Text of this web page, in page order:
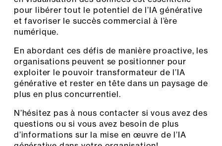
pour libérer tout le potentiel de l’IA générative
et favoriser le succès commercial à l’ère
numérique.
En abordant ces défis de manière proactive, les
organisations peuvent se positionner pour
exploiter le pouvoir transformateur de l’IA
générative et rester en tête dans un paysage de
plus en plus concurrentiel.
N’hésitez pas à nous contacter si vous avez des
questions ou si vous avez besoin de plus
d’informations sur la mise en œuvre de l’IA